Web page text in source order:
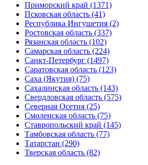
Приморский край (1371)
Псковская область (41)
Республика Ингушетия (2)
Ростовская область (337)
Рязанская область (102)
Самарская область (224)
Санкт-Петербург (1497)
Саратовская область (123)
Саха (Якутия) (75)
Сахалинская область (143)
Свердловская область (575)
Северная Осетия (25)
Смоленская область (75)
Ставропольский край (145)
Тамбовская область (77)
Татарстан (290)
Тверская область (82)